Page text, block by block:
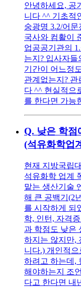
안녕하세요, 공
니다 ^^ 기초적
숭광명 3.2/어문
국사와 컴활이
업공공기관의
는지? 입사자들
기간이 어느정
관계없는지? 관
다 ^^ 현실적으
를 한다면 가능
Q. 낮은 학점
(석유화학업
현재 지방국립
석유화학 업계
맡는 생산기술
해 큰 공백기(2
를 시작하게 되
학, 인턴, 자격
과 학점도 낮은
하지는 않지만,
니다.) 개인적
하려고 하는데,
해야하는지 조
다고 한다면 내